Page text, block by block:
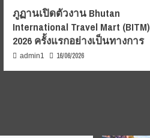
ภูฏานเปิดตัวงาน Bhutan
International Travel Mart (BITM)
2026 ครั้งแรกอย่างเป็นทางการ
admin1 16/06/2026